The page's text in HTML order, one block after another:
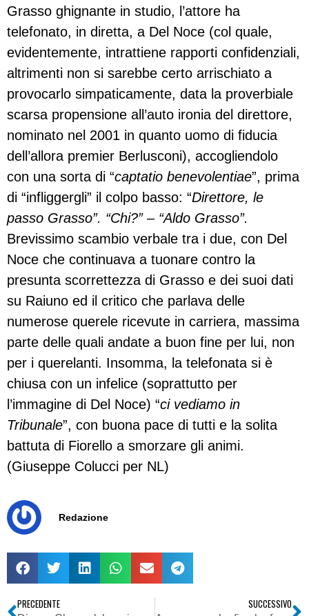
Grasso ghignante in studio, l’attore ha
telefonato, in diretta, a Del Noce (col quale,
evidentemente, intrattiene rapporti confidenziali,
altrimenti non si sarebbe certo arrischiato a
provocarlo simpaticamente, data la proverbiale
scarsa propensione all’auto ironia del direttore,
nominato nel 2001 in quanto uomo di fiducia
dell’allora premier Berlusconi), accogliendolo
con una sorta di “captatio benevolentiae”, prima
di “infliggergli” il colpo basso: “Direttore, le
passo Grasso”. “Chi?” – “Aldo Grasso”.
Brevissimo scambio verbale tra i due, con Del
Noce che continuava a tuonare contro la
presunta scorrettezza di Grasso e dei suoi dati
su Raiuno ed il critico che parlava delle
numerose querele ricevute in carriera, massima
parte delle quali andate a buon fine per lui, non
per i querelanti. Insomma, la telefonata si è
chiusa con un infelice (soprattutto per
l’immagine di Del Noce) “ci vediamo in
Tribunale”, con buona pace di tutti e la solita
battuta di Fiorello a smorzare gli animi.
(Giuseppe Colucci per NL)
Redazione
PRECEDENTE SUCCESSIVO